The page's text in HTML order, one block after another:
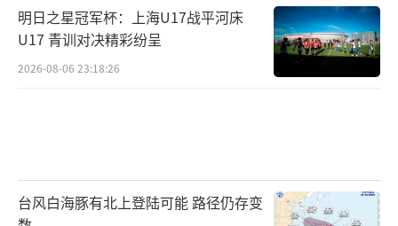
明日之星冠军杯：上海U17战平河床
U17 青训对决精彩纷呈
2026-08-06 23:18:26
台风白海豚有北上登陆可能 路径仍存变